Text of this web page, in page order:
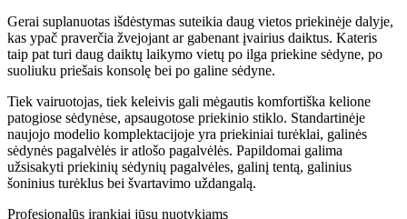
Gerai suplanuotas išdėstymas suteikia daug vietos priekinėje dalyje,
kas ypač praverčia žvejojant ar gabenant įvairius daiktus. Kateris
taip pat turi daug daiktų laikymo vietų po ilga priekine sėdyne, po
suoliuku priešais konsolę bei po galine sėdyne.
Tiek vairuotojas, tiek keleivis gali mėgautis komfortiška kelione
patogiose sėdynėse, apsaugotose priekinio stiklo. Standartinėje
naujojo modelio komplektacijoje yra priekiniai turėklai, galinės
sėdynės pagalvėlės ir atlošo pagalvėlės. Papildomai galima
užsisakyti priekinių sėdynių pagalvėles, galinį tentą, galinius
šoninius turėklus bei švartavimo uždangalą.
Profesionalūs įrankiai jūsų nuotykiams